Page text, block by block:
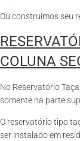
Ou construímos seu
COLUNA
No Reservatório
somente na parte
O reservatório tipo
ser instalado em